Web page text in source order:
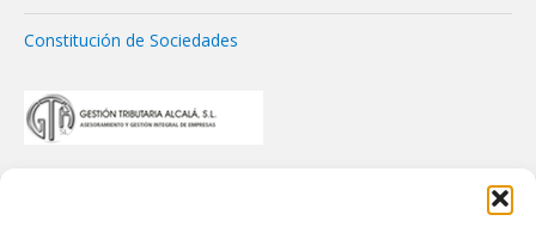
Constitución de Sociedades